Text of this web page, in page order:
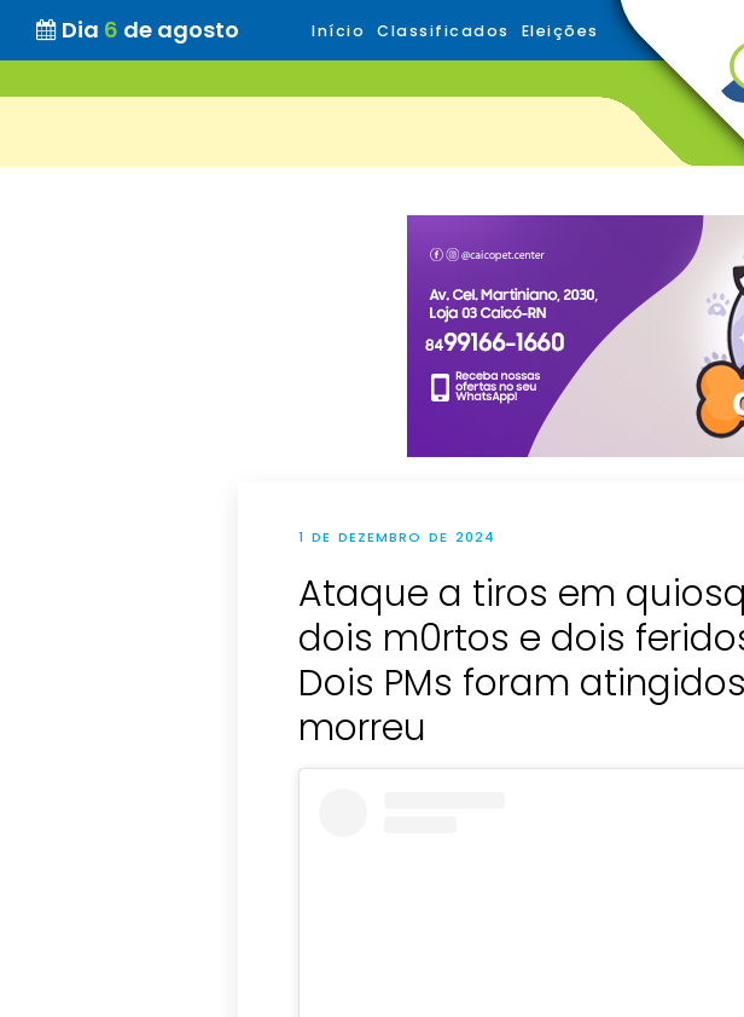
Dia 6 de agosto Início Classificados Eleições
1 DE DEZEMBRO DE 2024
Ataque a tiros em
dois m0rtos e dois
Dois PMs foram
morreu